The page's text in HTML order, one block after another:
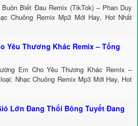
Buồn Biết Đau Remix (TikTok) – Phan Duy
Chuông Remix Mp3 Mới Hay, Hot Nhất
Yêu Thương Khác Remix – Tống
Em Cho Yêu Thương Khác Remix –
Nhạc Chuông Remix Mp3 Mới Hay, Hot
Lớn Đang Thổi Bông Tuyết Đang